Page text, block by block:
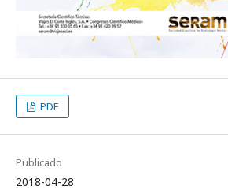
PDF
Publicado
2018-04-28